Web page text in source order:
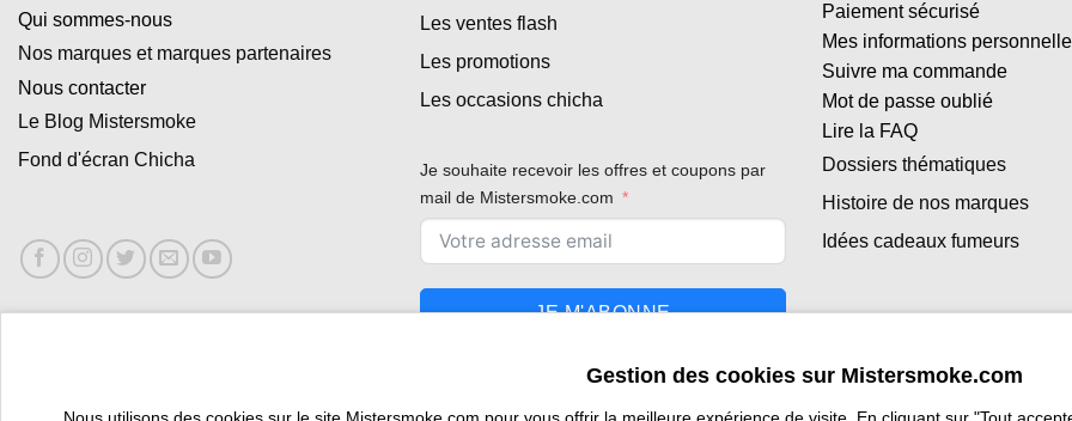
Qui sommes-nous
Nos marques et marques partenaires
Nous contacter
Le Blog Mistersmoke
Fond d'écran Chicha
Les ventes flash
Les promotions
Les occasions chicha
Je souhaite recevoir les offres et coupons par
mail de Mistersmoke.com
JE M'ABONNE
Paiement sécurisé
Mes informations
Suivre ma commande
Mot de passe oublié
Lire la FAQ
Dossiers thématiques
Histoire de nos marques
Idées cadeaux fumeurs
Gestion des cookies sur Mistersmoke.com
Nous utilisons des cookies sur le site Mistersmoke.com pour vous offrir la meilleure expérience de visite. En cliquant sur "Tout